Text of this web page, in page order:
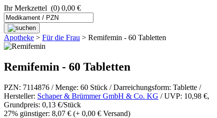
Ihr Merkzettel (0) 0,00 €
Apotheke > Für die Frau > Remifemin - 60 Tabletten
Remifemin - 60 Tabletten
PZN: 7114876 / Menge: 60 Stück / Darreichungsform: Tablette /
Hersteller: Schaper & Brümmer GmbH & Co. KG / UVP: 10,98 €,
Grundpreis: 0,13 €/Stück
27% günstiger: 8,07 € (+ 0,00 € Versand)